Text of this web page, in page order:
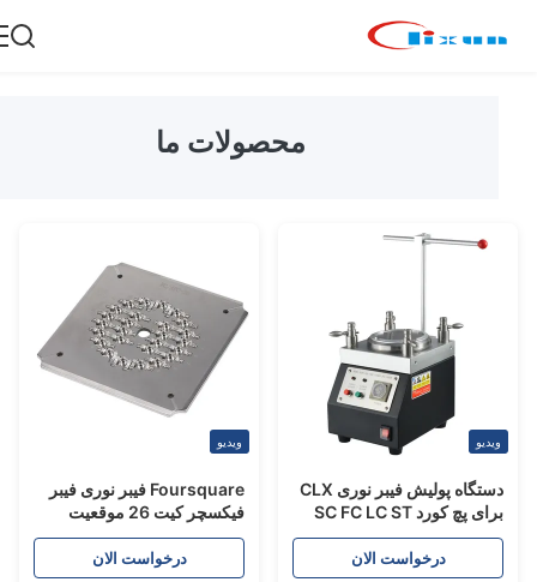
محصولات ما
دستگاه پولیش فیبر نوری CLX
برای پچ کورد SC FC LC ST
درخواست الان
Foursquare فیبر نوری فیبر
فیکسچر کیت 26 موقعیت
برای اتصال دهنده FC
درخواست الان